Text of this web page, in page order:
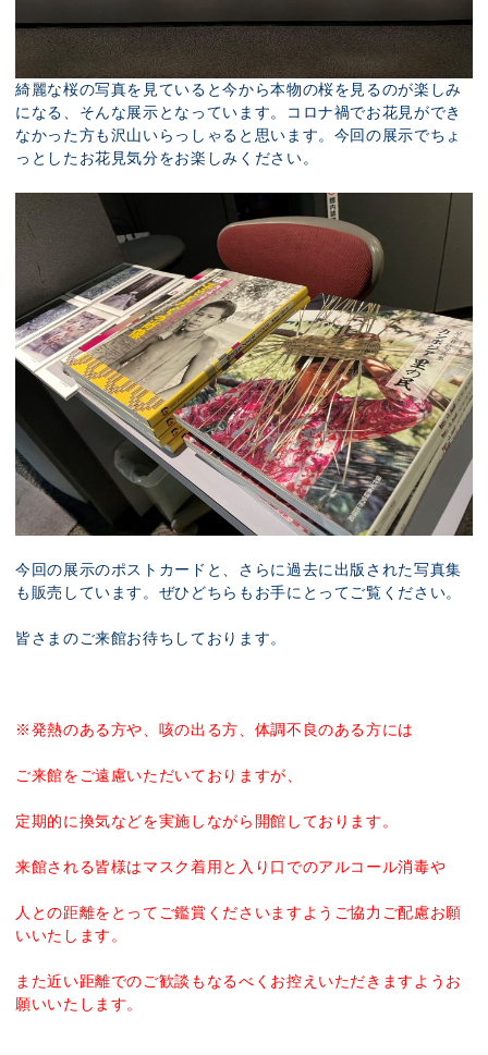
綺麗な桜の写真を見ていると今から本物の桜を見るのが楽しみ
になる、そんな展示となっています。コロナ禍でお花見ができ
なかった方も沢山いらっしゃると思います。今回の展示でちょ
っとしたお花見気分をお楽しみください。
今回の展示のポストカードと、さらに過去に出版された写真集
も販売しています。ぜひどちらもお手にとってご覧ください。
皆さまのご来館お待ちしております。
※発熱のある方や、咳の出る方、体調不良のある方には
ご来館をご遠慮いただいておりますが、
定期的に換気などを実施しながら開館しております。
来館される皆様はマスク着用と入り口でのアルコール消毒や
人との距離をとってご鑑賞くださいますようご協力ご配慮お願
いいたします。
また近い距離でのご歓談もなるべくお控えいただきますようお
願いいたします。